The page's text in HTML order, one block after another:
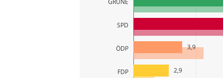
SPD
ÖDP
FDP
3,9
2,9